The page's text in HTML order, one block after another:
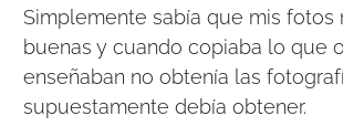
Simplemente sabía que mis fotos
buenas y cuando copiaba lo que
enseñaban no obtenía las
supuestamente debía obtener.